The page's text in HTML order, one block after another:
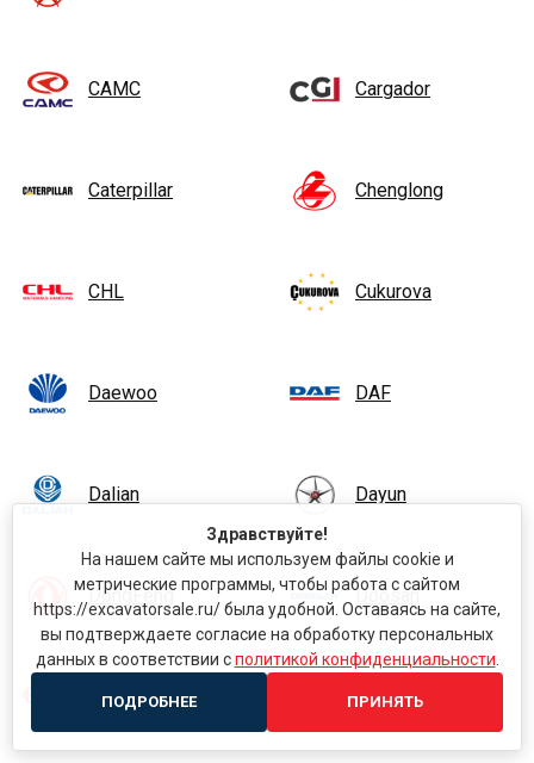
CAMC Cargador
Caterpillar Chenglong
CHL Cukurova
Daewoo DAF
Dalian Dayun
DongFeng Doosan
EP Equipment FAW
Здравствуйте!
На нашем сайте мы используем файлы cookie и
метрические программы, чтобы работа с сайтом
https://excavatorsale.ru/ была удобной. Оставаясь на сайте,
вы подтверждаете согласие на обработку персональных
данных в соответствии сполитикой конфиденциальности
ПОДРОБНЕЕ ПРИНЯТЬ